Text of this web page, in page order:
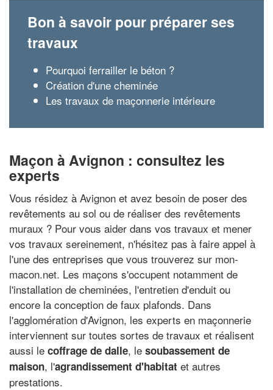
Bon à savoir pour préparer ses
travaux
Pourquoi ferrailler le béton ?
Création d'une cheminée
Les travaux de maçonnerie intérieure
Maçon à Avignon : consultez les
experts
Vous résidez à Avignon et avez besoin de poser des
revêtements au sol ou de réaliser des revêtements
muraux ? Pour vous aider dans vos travaux et mener
vos travaux sereinement, n'hésitez pas à faire appel à
l'une des entreprises que vous trouverez sur mon-
macon.net. Les maçons s'occupent notamment de
l'installation de cheminées, l'entretien d'enduit ou
encore la conception de faux plafonds. Dans
l'agglomération d'Avignon, les experts en maçonnerie
interviennent sur toutes sortes de travaux et réalisent
aussi le coffrage de dalle, le soubassement de
maison, l'agrandissement d'habitat et autres
prestations.